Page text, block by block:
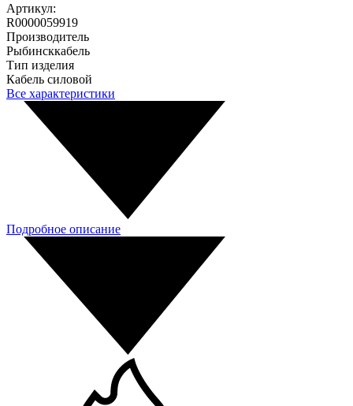
Артикул:
R0000059919
Производитель
Рыбинсккабель
Тип изделия
Кабель силовой
Все характеристики
Подробное описание